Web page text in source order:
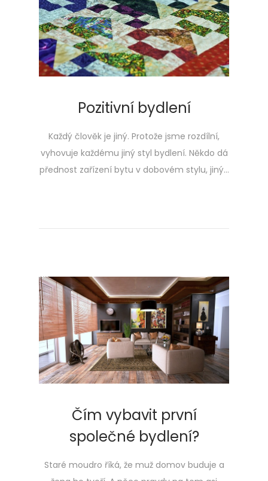
Pozitivní bydlení
Každý člověk je jiný. Protože jsme rozdílní,
vyhovuje každému jiný styl bydlení. Někdo dá
přednost zařízení bytu v dobovém stylu, jiný…
Čím vybavit první
společné bydlení?
Staré moudro říká, že muž domov buduje a